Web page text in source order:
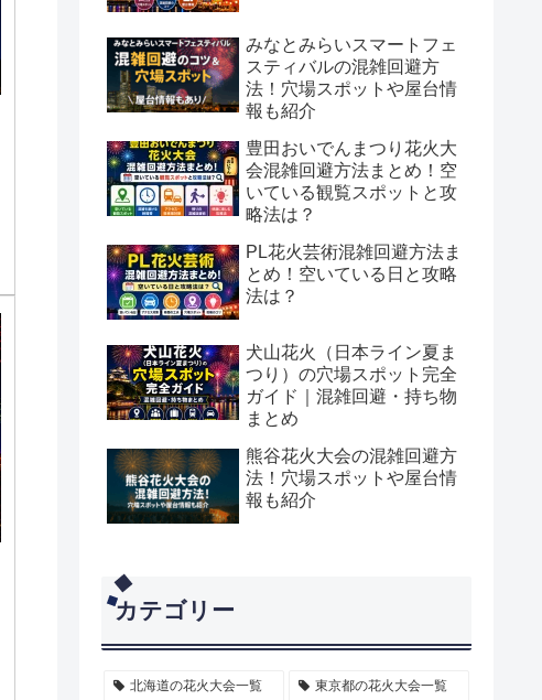
みなとみらいスマートフェ
スティバルの混雑回避方
法！穴場スポットや屋台情
報も紹介
豊田おいでんまつり花火大
会混雑回避方法まとめ！空
いている観覧スポットと攻
略法は？
PL花火芸術混雑回避方法ま
とめ！空いている日と攻略
法は？
犬山花火（日本ライン夏ま
つり）の穴場スポット完全
ガイド｜混雑回避・持ち物
まとめ
熊谷花火大会の混雑回避方
法！穴場スポットや屋台情
報も紹介
カテゴリー
北海道の花火大会一覧 東京都の花火大会一覧